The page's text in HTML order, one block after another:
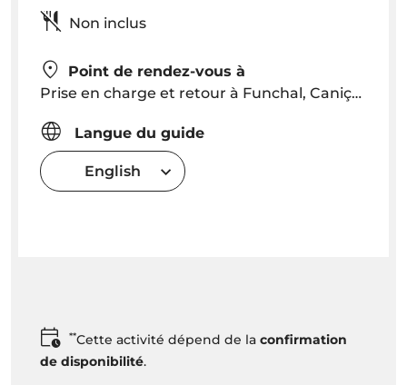
Non inclus
Point de rendez-vous à
Prise en charge et retour à Funchal, Caniço et Machico (veuillez consulter pour d'autres emplacements).
Langue du guide
English
**Cette activité dépend de la confirmation
de disponibilité.